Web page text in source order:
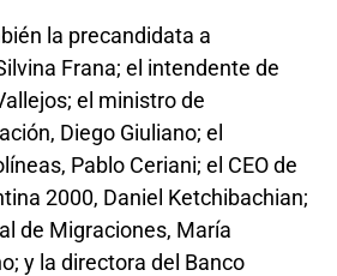
la precandidata a
Frana; el intendente de
el ministro de
Diego Giuliano; el
Pablo Ceriani; el CEO de
2000, Daniel Ketchibachian;
de Migraciones, María
y la directora del Banco